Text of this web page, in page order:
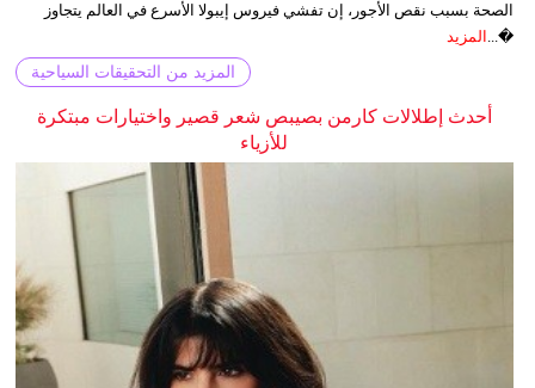
الصحة بسبب نقص الأجور، إن تفشي فيروس إيبولا الأسرع في العالم يتجاوز
�... المزيد
المزيد من التحقيقات السياحية
أحدث إطلالات كارمن بصيبص شعر قصير واختيارات مبتكرة
للأزياء